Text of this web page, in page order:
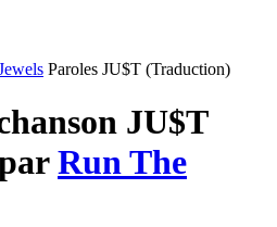
Paroles JU$T (Traduction)
JU$T
Run The